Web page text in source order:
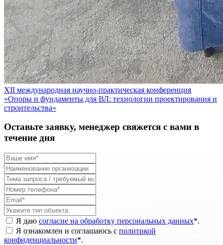
XII международная научно-практическая конференция
«Опоры и фундаменты для ВЛ: технологии проектирования и
строительства»
Оставьте заявку, менеджер свяжется с вами в
течение дня
Я даю согласие на обработку персональных данных*.
Я ознакомлен и соглашаюсь с политикой
конфиденциальности*.